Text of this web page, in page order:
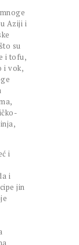
Aziji i
su
i tofu,
i vok,
i
i
jin